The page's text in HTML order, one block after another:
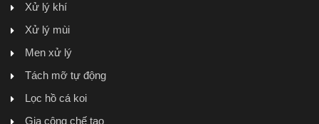
Xử lý khí
Xử lý mùi
Men xử lý
Tách mỡ tự động
Lọc hồ cá koi
Gia công chế tạo